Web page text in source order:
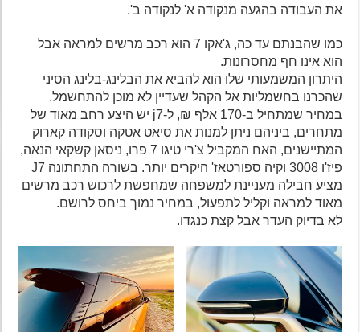
את העבודה בהגעה מנקודה א' לנקודה ב'.
כמו שהבנתם עד כה, ג'אקו 7 הוא רכב מרשים למראה אבל
הוא אינו חף מחסרונות.
היתרון המשמעותי שלו הוא להביא את הבלינג-בלינג הסיני
שהכרנו בחשמליות אל הקהל שעדיין לא מוכן להתחשמל.
במחיר שמתחיל ב-170 אלף ₪, ל-j7 יש היצע רחב מאוד של
מתחרים, ביניהם ניתן למנות את סיאט אטקה וסקודה קארוק
המתיישנים, האח המקביל צ'רי טיגו 7 פרו, ניסאן קשקאי הנאה,
פיז'ו 3008 וקיה ספורטאז' היקרים יותר. בשורה התחתונה J7
מציע חבילה מעניינת למשפחה שמחפשת לרכוש רכב מרשים
מאוד למראה וקליל לתפעול, במחיר נמוך ביחס לרושם.
לא בדיוק העדר אבל קצת כנגדו.